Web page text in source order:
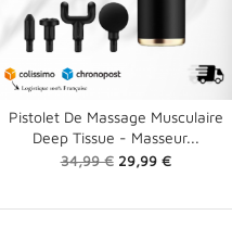
Pistolet De Massage Musculaire
Deep Tissue - Masseur...
Prix
34,99 € Prix
29,99 €
shopping_cart 